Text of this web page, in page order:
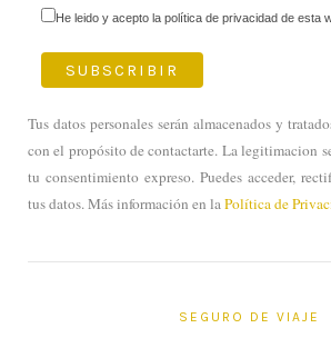
He leido y acepto la política de privacidad de esta
Tus datos personales serán almacenados y
con el propósito de contactarte. La legitimacion
tu consentimiento expreso. Puedes acceder,
tus datos. Más información en laPolítica de
SEGURO DE VIAJE